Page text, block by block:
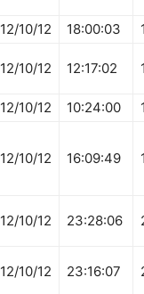
12/10/12 18:00:03
12/10/12 12:17:02
12/10/12 10:24:00
12/10/12 16:09:49
12/10/12 23:28:06
12/10/12 23:16:07